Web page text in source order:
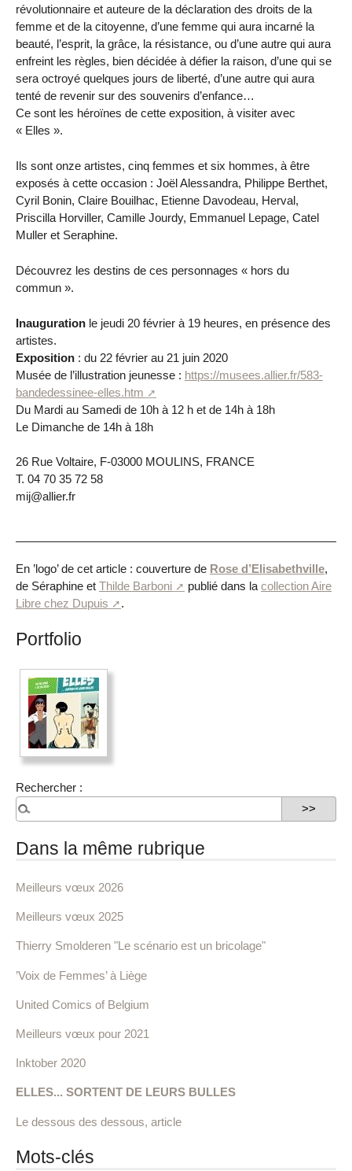
révolutionnaire et auteure de la déclaration des droits de la
femme et de la citoyenne, d’une femme qui aura incarné la
beauté, l’esprit, la grâce, la résistance, ou d’une autre qui aura
enfreint les règles, bien décidée à défier la raison, d’une qui se
sera octroyé quelques jours de liberté, d’une autre qui aura
tenté de revenir sur des souvenirs d’enfance…
Ce sont les héroïnes de cette exposition, à visiter avec
« Elles ».
Ils sont onze artistes, cinq femmes et six hommes, à être
exposés à cette occasion : Joël Alessandra, Philippe Berthet,
Cyril Bonin, Claire Bouilhac, Etienne Davodeau, Herval,
Priscilla Horviller, Camille Jourdy, Emmanuel Lepage, Catel
Muller et Seraphine.
Découvrez les destins de ces personnages « hors du
commun ».
Inauguration le jeudi 20 février à 19 heures, en présence des
artistes.
Exposition : du 22 février au 21 juin 2020
Musée de l’illustration jeunesse : https://musees.allier.fr/583-
bandedessinee-elles.htm
Du Mardi au Samedi de 10h à 12 h et de 14h à 18h
Le Dimanche de 14h à 18h
26 Rue Voltaire, F-03000 MOULINS, FRANCE
T. 04 70 35 72 58
mij@allier.fr
En ’logo’ de cet article : couverture de Rose d’Elisabethville,
de Séraphine et Thilde Barboni publié dans la collection Aire
Libre chez Dupuis
.
Portfolio
Rechercher :
Dans la même rubrique
Meilleurs vœux 2026
Meilleurs vœux 2025
Thierry Smolderen "Le scénario est un bricolage"
’Voix de Femmes’ à Liège
United Comics of Belgium
Meilleurs vœux pour 2021
Inktober 2020
ELLES... SORTENT DE LEURS BULLES
Le dessous des dessous, article
Mots-clés